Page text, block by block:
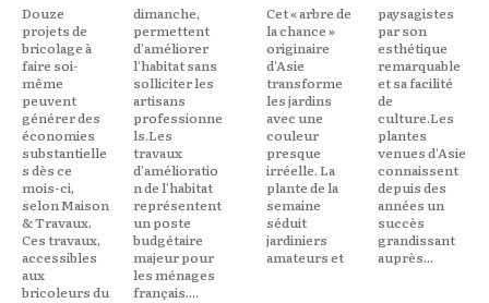
Douze
projets de
bricolage à
faire soi-
même
peuvent
générer des
économies
substantielle
s dès ce
mois-ci,
selon Maison
& Travaux.
Ces travaux,
accessibles
aux
bricoleurs du
dimanche,
permettent
d'améliorer
l'habitat sans
solliciter les
artisans
professionne
ls.Les
travaux
d'amélioratio
n de l'habitat
représentent
un poste
budgétaire
majeur pour
les ménages
français....
Cet « arbre de
la chance »
originaire
d'Asie
transforme
les jardins
avec une
couleur
presque
irréelle. La
plante de la
semaine
séduit
jardiniers
amateurs et
paysagistes
par son
esthétique
remarquable
et sa facilité
de
culture.Les
plantes
venues d'Asie
connaissent
depuis des
années un
succès
grandissant
auprès...